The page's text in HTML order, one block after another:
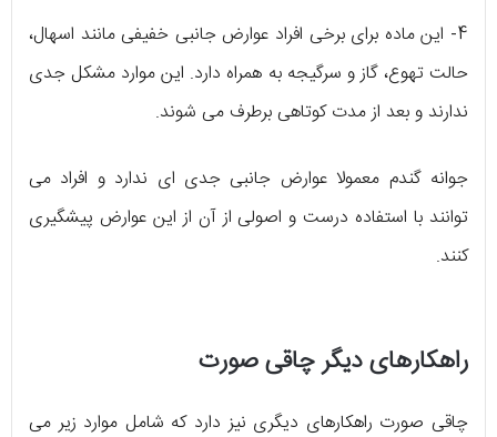
4- این ماده برای برخی افراد عوارض جانبی خفیفی مانند اسهال،
حالت تهوع، گاز و سرگیجه به همراه دارد. این موارد مشکل جدی
ندارند و بعد از مدت کوتاهی برطرف می شوند.
جوانه گندم معمولا عوارض جانبی جدی ای ندارد و افراد می
توانند با استفاده درست و اصولی از آن از این عوارض پیشگیری
کنند.
راهکارهای دیگر چاقی صورت
چاقی صورت راهکارهای دیگری نیز دارد که شامل موارد زیر می